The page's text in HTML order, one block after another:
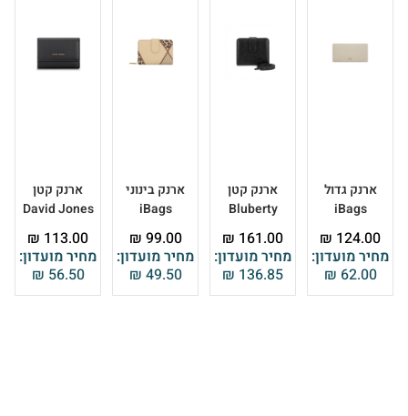
ארנק גדול
iBags
מחיר מועדון:
₪ 62.00
₪ 124.00
ארנק קטן
Bluberty
מחיר מועדון:
₪ 136.85
₪ 161.00
ארנק בינוני
iBags
מחיר מועדון:
₪ 49.50
₪ 99.00
ארנק קטן
David Jones
מחיר מועדון:
₪ 56.50
₪ 113.00